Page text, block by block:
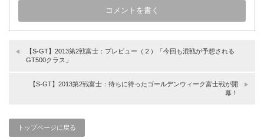
【S-GT】2013第2戦富士：プレビュー（２）「今回も混戦が予想される
GT500クラス」
【S-GT】2013第2戦富士：待ちに待ったゴールデンウィーク富士戦が開
幕！
トップページに戻る